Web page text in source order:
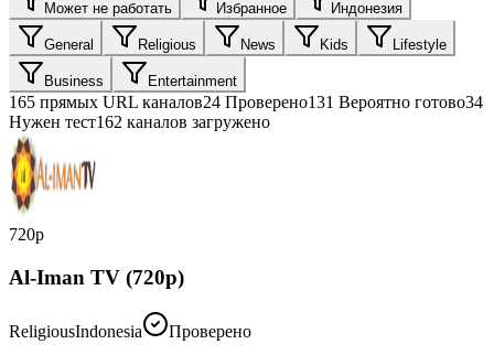
Может не работать Избранное Индонезия
General Religious News Kids Lifestyle
Business Entertainment
165 прямых URL каналов24 Проверено131 Вероятно готово34
Нужен тест162 каналов загружено
720p
Al-Iman TV (720p)
ReligiousIndonesia
Проверено